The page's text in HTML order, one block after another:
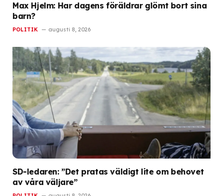
Max Hjelm: Har dagens föräldrar glömt bort sina
barn?
POLITIK augusti 8, 2026
SD-ledaren: ”Det pratas väldigt lite om behovet
av våra väljare”